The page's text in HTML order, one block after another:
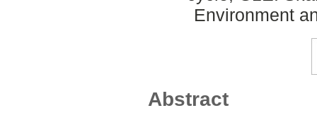
Environment
Abstract